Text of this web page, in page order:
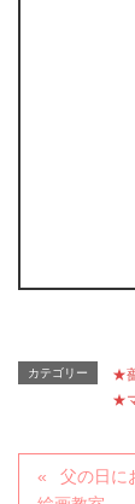
カテゴリー ★
★
父の日